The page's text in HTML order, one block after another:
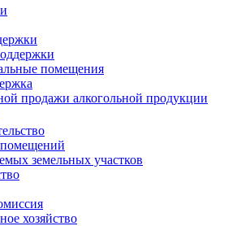
помещения
продажи алкогольной продукции
земельных участков
хозяйство